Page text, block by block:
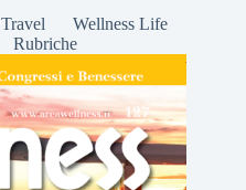
Travel
Wellness Life
Rubriche